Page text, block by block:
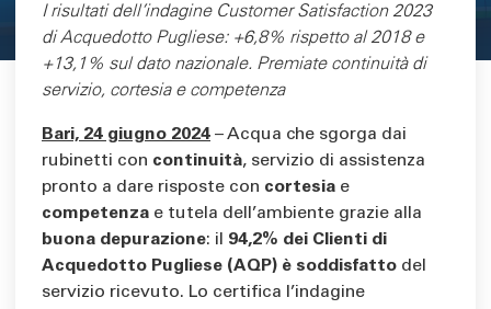
Area di testo
I risultati dell’indagine Customer Satisfaction 2023
di Acquedotto Pugliese: +6,8% rispetto al 2018 e
+13,1% sul dato nazionale. Premiate continuità di
servizio, cortesia e competenza
Bari, 24 giugno 2024 – Acqua che sgorga dai
rubinetti con continuità, servizio di assistenza
pronto a dare risposte con cortesia e
competenza e tutela dell’ambiente grazie alla
buona depurazione: il 94,2% dei Clienti di
Acquedotto Pugliese (AQP) è soddisfatto del
servizio ricevuto. Lo certifica l’indagine